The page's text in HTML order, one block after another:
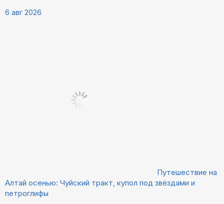
6 авг 2026
Путешествие на
Алтай осенью: Чуйский тракт, купол под звёздами и
петроглифы